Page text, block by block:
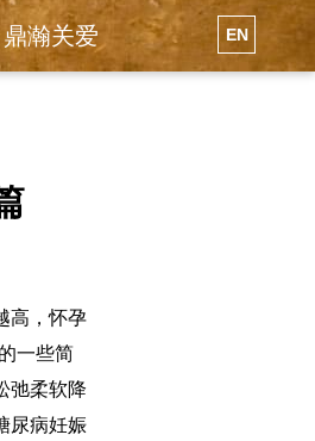
EN
鼎瀚关爱
高，怀孕
一些简
弛柔软降
尿病妊娠